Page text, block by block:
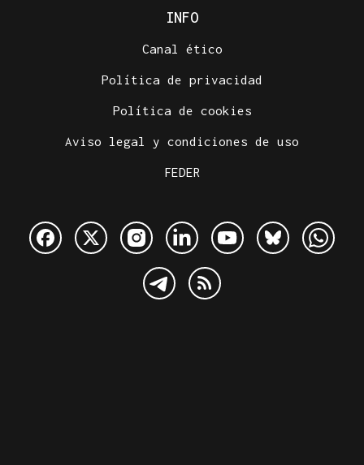
INFO
Canal ético
Política de privacidad
Política de cookies
Aviso legal y condiciones de uso
FEDER